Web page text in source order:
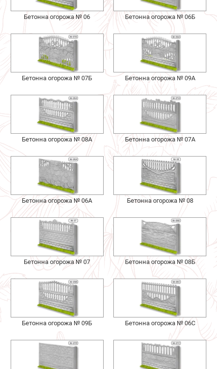
Бетонна огорожа № 06 Бетонна огорожа № 06Б
Бетонна огорожа № 07Б Бетонна огорожа № 09А
Бетонна огорожа № 08А Бетонна огорожа № 07А
Бетонна огорожа № 06А Бетонна огорожа № 08
Бетонна огорожа № 07 Бетонна огорожа № 08Б
Бетонна огорожа № 09Б Бетонна огорожа № 06С